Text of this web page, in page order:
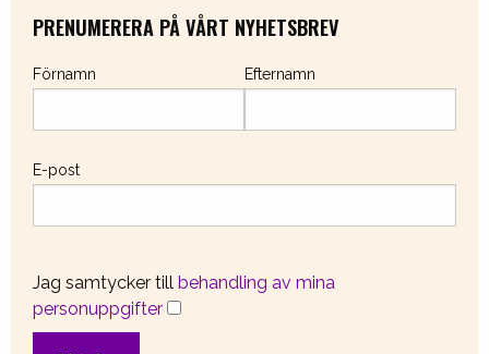
PRENUMERERA PÅ VÅRT NYHETSBREV
Förnamn Efternamn
E-post
Jag samtycker till behandling av mina
personuppgifter